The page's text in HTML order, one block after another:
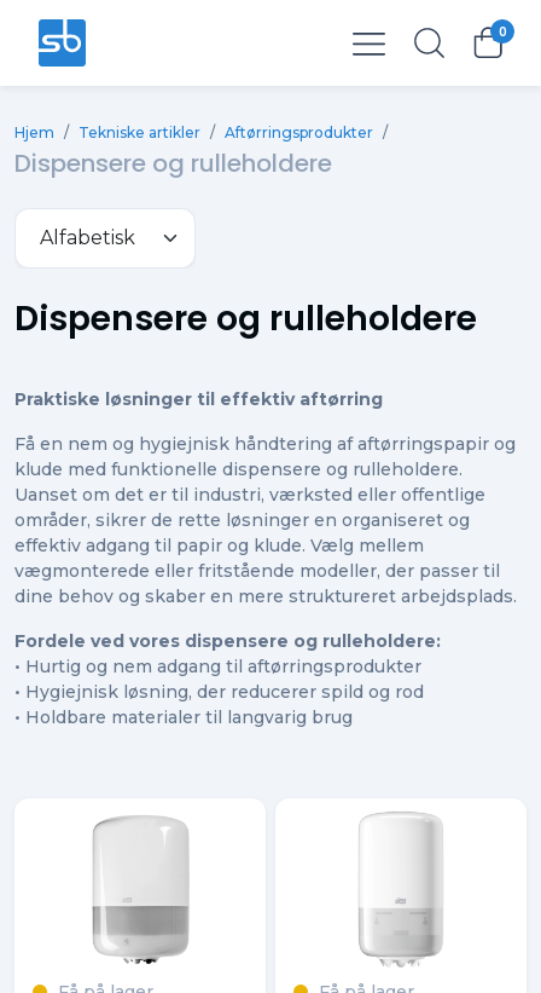
0
Total
Hjem / Tekniske artikler / Aftørringsprodukter /
Dispensere og rulleholdere
Dispensere og rulleholdere
Praktiske løsninger til effektiv aftørring
Få en nem og hygiejnisk håndtering af aftørringspapir og
klude med funktionelle dispensere og rulleholdere.
Uanset om det er til industri, værksted eller offentlige
områder, sikrer de rette løsninger en organiseret og
effektiv adgang til papir og klude. Vælg mellem
vægmonterede eller fritstående modeller, der passer til
dine behov og skaber en mere struktureret arbejdsplads.
Fordele ved vores dispensere og rulleholdere:
• Hurtig og nem adgang til aftørringsprodukter
• Hygiejnisk løsning, der reducerer spild og rod
• Holdbare materialer til langvarig brug